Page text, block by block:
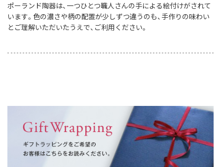
ポーランド陶器は、一つひとつ職人さんの手による絵付けがされて
います。色の濃さや柄の配置が少しずつ違うのも、手作りの味わい
とご理解いただいたうえで、ご利用ください。